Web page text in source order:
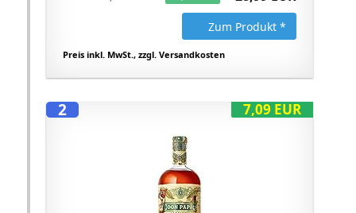
Zum Produkt *
Preis inkl. MwSt., zzgl. Versandkosten
7,09 EUR
2